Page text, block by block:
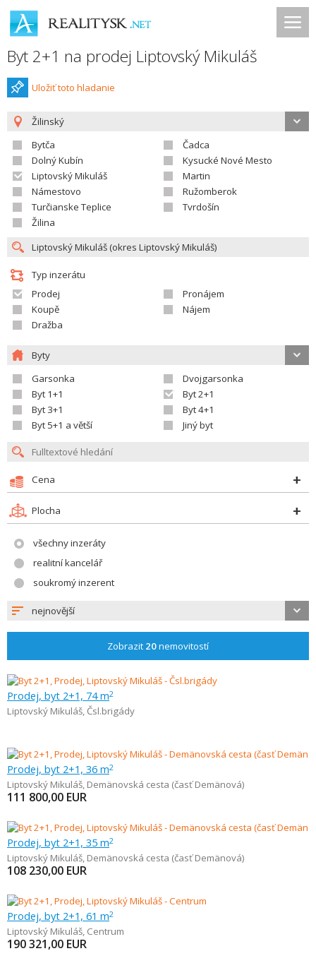
Byt 2+1 na prodej Liptovský Mikuláš
Uložiť toto hladanie
Žilinský
Bytča
Čadca
Dolný Kubín
Kysucké Nové Mesto
Liptovský Mikuláš
Martin
Námestovo
Ružomberok
Turčianske Teplice
Tvrdošín
Žilina
Typ inzerátu
Prodej
Pronájem
Koupě
Nájem
Dražba
Byty
Garsonka
Dvojgarsonka
Byt 1+1
Byt 2+1
Byt 3+1
Byt 4+1
Byt 5+1 a větší
Jiný byt
Cena
Plocha
všechny inzeráty
realitní kancelář
soukromý inzerent
nejnovější
Zobrazit 20nemovitostí
Prodej, byt 2+1, 74 m2
Liptovský Mikuláš, Čsl.brigády
Prodej, byt 2+1, 36 m2
Liptovský Mikuláš, Demänovská cesta (časť Demänová)
111 800,00 EUR
Prodej, byt 2+1, 35 m2
Liptovský Mikuláš, Demänovská cesta (časť Demänová)
108 230,00 EUR
Prodej, byt 2+1, 61 m2
Liptovský Mikuláš, Centrum
190 321,00 EUR